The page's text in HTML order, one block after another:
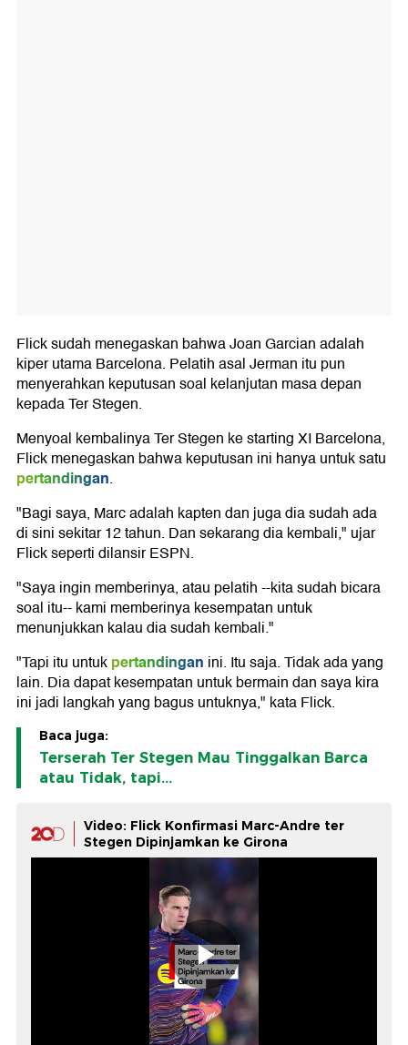
Flick sudah menegaskan bahwa Joan Garcian adalah
kiper utama Barcelona. Pelatih asal Jerman itu pun
menyerahkan keputusan soal kelanjutan masa depan
kepada Ter Stegen.
Menyoal kembalinya Ter Stegen ke starting XI Barcelona,
Flick menegaskan bahwa keputusan ini hanya untuk satu
pertandingan.
"Bagi saya, Marc adalah kapten dan juga dia sudah ada
di sini sekitar 12 tahun. Dan sekarang dia kembali," ujar
Flick seperti dilansir ESPN.
"Saya ingin memberinya, atau pelatih --kita sudah bicara
soal itu-- kami memberinya kesempatan untuk
menunjukkan kalau dia sudah kembali."
"Tapi itu untukpertandingan ini. Itu saja. Tidak ada yang
lain. Dia dapat kesempatan untuk bermain dan saya kira
ini jadi langkah yang bagus untuknya," kata Flick.
Baca juga:
Terserah Ter Stegen Mau Tinggalkan Barca
atau Tidak, tapi...
Video: Flick Konfirmasi Marc-Andre ter
Stegen Dipinjamkan ke Girona